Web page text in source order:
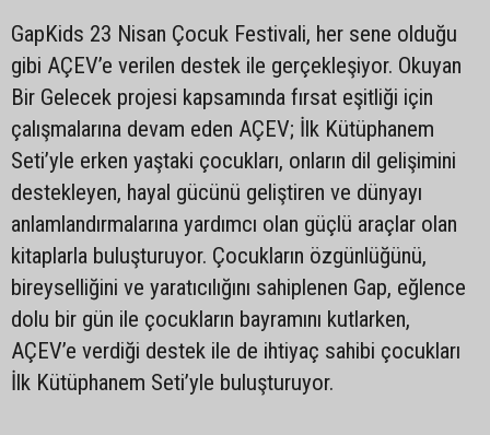
GapKids 23 Nisan Çocuk Festivali, her sene olduğu
gibi AÇEV’e verilen destek ile gerçekleşiyor. Okuyan
Bir Gelecek projesi kapsamında fırsat eşitliği için
çalışmalarına devam eden AÇEV; İlk Kütüphanem
Seti’yle erken yaştaki çocukları, onların dil gelişimini
destekleyen, hayal gücünü geliştiren ve dünyayı
anlamlandırmalarına yardımcı olan güçlü araçlar olan
kitaplarla buluşturuyor. Çocukların özgünlüğünü,
bireyselliğini ve yaratıcılığını sahiplenen Gap, eğlence
dolu bir gün ile çocukların bayramını kutlarken,
AÇEV’e verdiği destek ile de ihtiyaç sahibi çocukları
İlk Kütüphanem Seti’yle buluşturuyor.